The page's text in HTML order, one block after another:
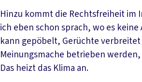
Hinzu kommt die Rechtsfreiheit im
ich eben schon sprach, wo es
kann gepöbelt, Gerüchte
Meinungsmache betrieben
Das heizt das Klima an.